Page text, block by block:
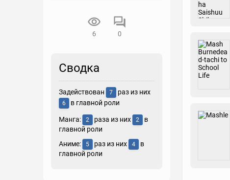
6 0
Сводка
Задействован 7 раз из них
6 в главной роли
Манга: 2 раза из них 2
в
главной роли
Аниме:
5 раз из них 4
в
главной роли